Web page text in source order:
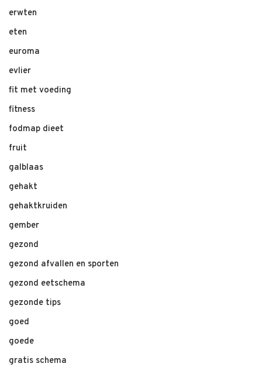
erwten
eten
euroma
evlier
fit met voeding
fitness
fodmap dieet
fruit
galblaas
gehakt
gehaktkruiden
gember
gezond
gezond afvallen en sporten
gezond eetschema
gezonde tips
goed
goede
gratis schema